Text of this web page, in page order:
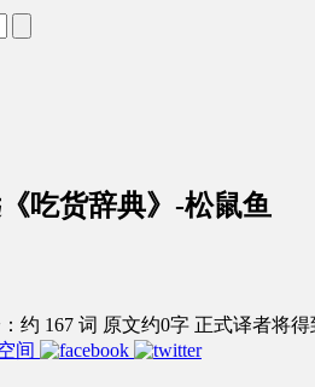
吃货辞典》-松鼠鱼
约 167 词 原文约0字 正式译者将